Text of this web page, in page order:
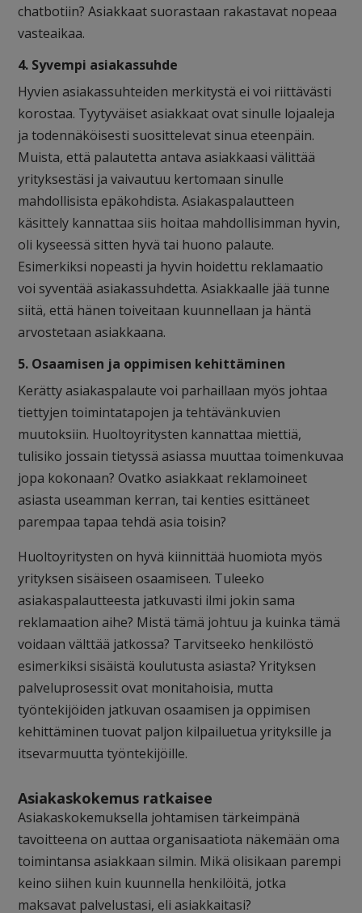
chatbotiin? Asiakkaat suorastaan rakastavat nopeaa
vasteaikaa.
4. Syvempi asiakassuhde
Hyvien asiakassuhteiden merkitystä ei voi riittävästi
korostaa. Tyytyväiset asiakkaat ovat sinulle lojaaleja
ja todennäköisesti suosittelevat sinua eteenpäin.
Muista, että palautetta antava asiakkaasi välittää
yrityksestäsi ja vaivautuu kertomaan sinulle
mahdollisista epäkohdista. Asiakaspalautteen
käsittely kannattaa siis hoitaa mahdollisimman hyvin,
oli kyseessä sitten hyvä tai huono palaute.
Esimerkiksi nopeasti ja hyvin hoidettu reklamaatio
voi syventää asiakassuhdetta. Asiakkaalle jää tunne
siitä, että hänen toiveitaan kuunnellaan ja häntä
arvostetaan asiakkaana.
5. Osaamisen ja oppimisen kehittäminen
Kerätty asiakaspalaute voi parhaillaan myös johtaa
tiettyjen toimintatapojen ja tehtävänkuvien
muutoksiin. Huoltoyritysten kannattaa miettiä,
tulisiko jossain tietyssä asiassa muuttaa toimenkuvaa
jopa kokonaan? Ovatko asiakkaat reklamoineet
asiasta useamman kerran, tai kenties esittäneet
parempaa tapaa tehdä asia toisin?
Huoltoyritysten on hyvä kiinnittää huomiota myös
yrityksen sisäiseen osaamiseen. Tuleeko
asiakaspalautteesta jatkuvasti ilmi jokin sama
reklamaation aihe? Mistä tämä johtuu ja kuinka tämä
voidaan välttää jatkossa? Tarvitseeko henkilöstö
esimerkiksi sisäistä koulutusta asiasta? Yrityksen
palveluprosessit ovat monitahoisia, mutta
työntekijöiden jatkuvan osaamisen ja oppimisen
kehittäminen tuovat paljon kilpailuetua yrityksille ja
itsevarmuutta työntekijöille.
Asiakaskokemus ratkaisee
Asiakaskokemuksella johtamisen tärkeimpänä
tavoitteena on auttaa organisaatiota näkemään oma
toimintansa asiakkaan silmin. Mikä olisikaan parempi
keino siihen kuin kuunnella henkilöitä, jotka
maksavat palvelustasi, eli asiakkaitasi?